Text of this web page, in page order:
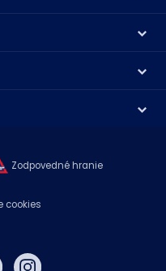
Zodpovedné hranie
cookies